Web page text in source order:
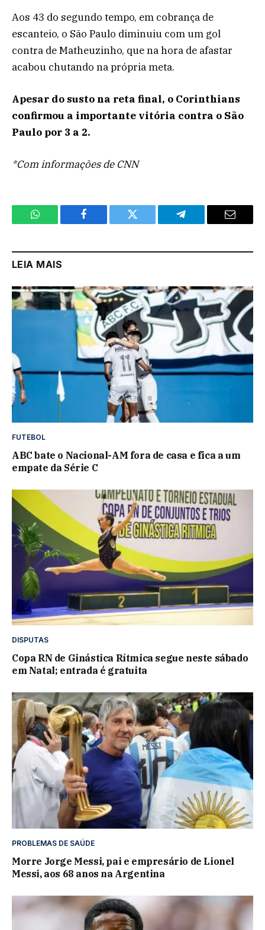
Aos 43 do segundo tempo, em cobrança de
escanteio, o São Paulo diminuiu com um gol
contra de Matheuzinho, que na hora de afastar
acabou chutando na própria meta.
Apesar do susto na reta final, o Corinthians
confirmou a importante vitória contra o São
Paulo por 3 a 2.
*Com informações de CNN
WhatsApp Facebook Twitter Telegram Email
LEIA MAIS
FUTEBOL
ABC bate o Nacional-AM fora de casa e fica a um
empate da Série C
DISPUTAS
Copa RN de Ginástica Rítmica segue neste sábado
em Natal; entrada é gratuita
PROBLEMAS DE SAÚDE
Morre Jorge Messi, pai e empresário de Lionel
Messi, aos 68 anos na Argentina